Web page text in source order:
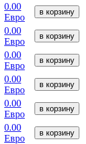
0.00
Евро
в корзину
0.00
Евро
в корзину
0.00
Евро
в корзину
0.00
Евро
в корзину
0.00
Евро
в корзину
0.00
Евро
в корзину